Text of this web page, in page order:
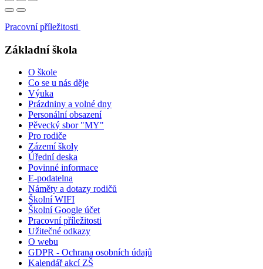
Pracovní příležitosti
Základní škola
O škole
Co se u nás děje
Výuka
Prázdniny a volné dny
Personální obsazení
Pěvecký sbor "MY"
Pro rodiče
Zázemí školy
Úřední deska
Povinné informace
E-podatelna
Náměty a dotazy rodičů
Školní WIFI
Školní Google účet
Pracovní příležitosti
Užitečné odkazy
O webu
GDPR - Ochrana osobních údajů
Kalendář akcí ZŠ